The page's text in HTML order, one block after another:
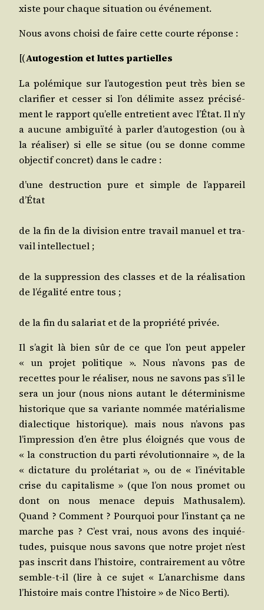
xiste pour chaque situa­tion ou événement.
Nous avons choi­si de faire cette courte réponse :
[(Auto­ges­tion et luttes partielles
La polé­mique sur l’au­to­ges­tion peut très bien se
cla­ri­fier et ces­ser si l’on déli­mite assez pré­ci­sé­
ment le rap­port qu’elle entre­tient avec l’É­tat. Il n’y
a aucune ambi­guï­té à par­ler d’au­to­ges­tion (ou à
la réa­li­ser) si elle se situe (ou se donne comme
objec­tif concret) dans le cadre :
d’une des­truc­tion pure et simple de l’ap­pa­reil
d’État
de la fin de la divi­sion entre tra­vail manuel et tra­
vail intellectuel ;
de la sup­pres­sion des classes et de la réa­li­sa­tion
de l’é­ga­li­té entre tous ;
de la fin du sala­riat et de la pro­prié­té privée.
Il s’a­git là bien sûr de ce que l’on peut appe­ler
« un pro­jet poli­tique ». Nous n’a­vons pas de
recettes pour le réa­li­ser, nous ne savons pas s’il le
sera un jour (nous nions autant le déter­mi­nisme
his­to­rique que sa variante nom­mée maté­ria­lisme
dia­lec­tique his­to­rique). mais nous n’a­vons pas
l’im­pres­sion d’en être plus éloi­gnés que vous de
« la construc­tion du par­ti révo­lu­tion­naire », de la
« dic­ta­ture du pro­lé­ta­riat », ou de « l’i­né­vi­table
crise du capi­ta­lisme » (que l’on nous pro­met ou
dont on nous menace depuis Mathu­sa­lem).
Quand ? Com­ment ? Pour­quoi pour l’ins­tant ça ne
marche pas ? C’est vrai, nous avons des inquié­
tudes, puisque nous savons que notre pro­jet n’est
pas ins­crit dans l’his­toire, contrai­re­ment au vôtre
semble-t-il (lire à ce sujet « L’a­nar­chisme dans
l’his­toire mais contre l’his­toire » de Nico Berti).